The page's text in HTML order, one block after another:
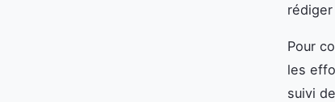
Pour
les
suivi